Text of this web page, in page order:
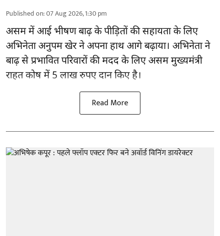
Published on:07 Aug 2026, 1:30 pm
असम में आई भीषण बाढ़ केपीड़ितों की सहायताके लिए
अभिनेता अनुपम खेर ने अपना हाथ आगे बढ़ाया। अभिनेता ने
बाढ़ से प्रभावित परिवारों की मदद के लिए असम मुख्यमंत्री
राहत कोष में 5 लाख रुपए दान किए है।
Read More